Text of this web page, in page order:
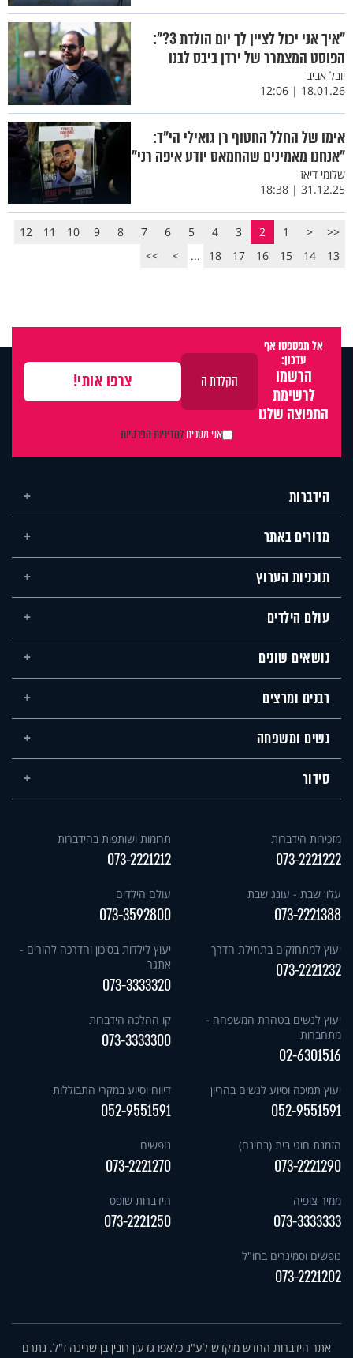
"איך אני יכול לציין לך יום הולדת 3?":
הפוסט המצמרר של ירדן ביבס לבנו
יובל אביב
18.01.26 | 12:06
אימו של החלל החטוף רן גואילי הי"ד:
"אנחנו מאמינים שהחמאס יודע איפה רני"
שלומי דיאז
31.12.25 | 18:38
<<
<
1
2
3
4
5
6
7
8
9
10
11
12
13
14
15
16
17
18
...
>
>>
אל תפספסו אף
עדכון:
הרשמו
לרשימת
התפוצה שלנו
אני מסכיםלמדיניות הפרטיות
הידברות
מדורים באתר
תוכניות הערוץ
עולם הילדים
נושאים שונים
רבנים ומרצים
נשים ומשפחה
סידור
מזכירות הידברות
073-2221222
תרומות ושותפות בהידברות
073-2221212
עלון שבת - עונג שבת
073-2221388
עולם הילדים
073-3592800
יעוץ למתחזקים בתחילת הדרך
073-2221232
יעוץ לילדות בסיכון והדרכה להורים -
אתגר
073-3333320
יעוץ לנשים בטהרת המשפחה -
מתחברות
02-6301516
קו ההלכה הידברות
073-3333300
יעוץ תמיכה וסיוע לנשים בהריון
052-9551591
דיווח וסיוע במקרי התבוללות
052-9551591
הזמנת חוגי בית (בחינם)
073-2221290
נופשים
073-2221270
ממיר צופיה
073-3333333
הידברות שופס
073-2221250
נופשים וסמינרים בחו"ל
073-2221202
אתר הידברות החדש מוקדש לע"נ כלאפו גדעון רובין בן שרינה ז"ל. נתרם